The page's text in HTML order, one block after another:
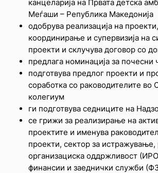
канцеларија на Првата детска
Меѓаши – Република Македонија
одобрува реализација на
координирање и супервизија на
проекти и склучува договор со
предлага номинација за почесни
подготвува предлог проекти и
соработка со раководителите во
колегиум
ги подготвува седниците на
се грижи за реализирање на
проектите и именува
проекти, сектор за истражување,
организациска оддржливост
финансии и заеднички служби